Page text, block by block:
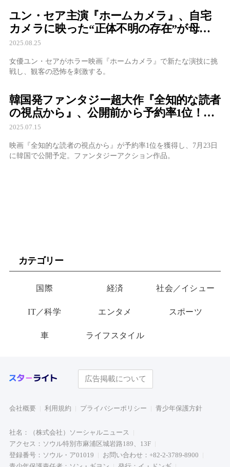
ユン・セア主演『ホームカメラ』、自宅
カメラに映った“正体不明の存在”が母娘
を追い詰める…日常が一瞬で悪夢に変わ
2025.08.25
女優ユン・セアがホラー映画『ホームカメラ』で新たな演技に挑
戦し、観客の恐怖を刺激する。
韓国発ファンタジー超大作『全知的な読者
の視点から』、公開前から予約率1位！熱
狂の理由とは
2025.07.15
映画『全知的な読者の視点から』が予約率1位を獲得し、7月23日
に韓国で公開予定。ファンタジーアクション作品。
カテゴリー
国際 経済 社会／イシュー
IT／科学 エンタメ スポーツ
車 ライフスタイル
広告掲載について
会社概要 利用規約 プライバシーポリシー 青少年保護方針
社名：（株式会社）ソーシャルニュース
アクセス：ソウル特別市麻浦区城岩路189、13F
登録番号：ソウル・ア01019
お問い合わせ：+82-2-3789-8900